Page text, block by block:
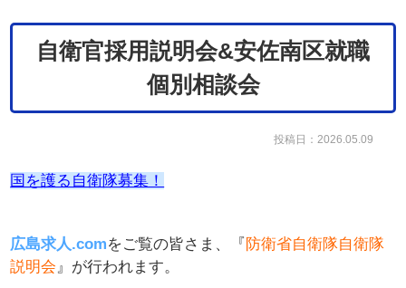
自衛官採用説明会&安佐南区就職
個別相談会
投稿日：2026.05.09
国を護る自衛隊募集！
広島求人.comをご覧の皆さま、『 防衛省自衛隊自衛隊
説明会 』が行われます。